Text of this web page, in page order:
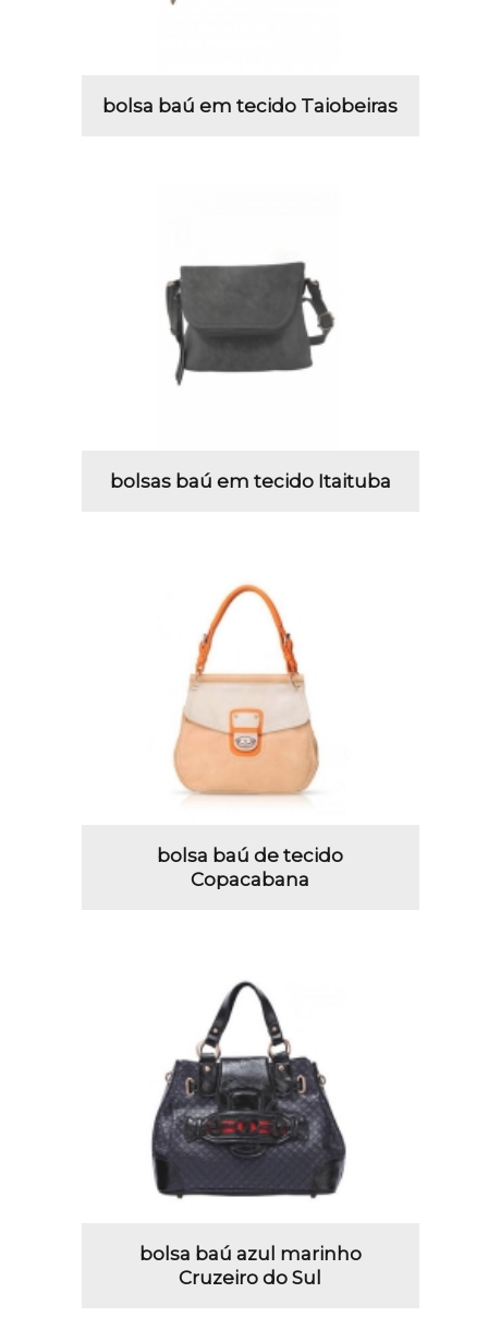
bolsa baú em tecido Taiobeiras
bolsas baú em tecido Itaituba
bolsa baú de tecido
Copacabana
bolsa baú azul marinho
Cruzeiro do Sul